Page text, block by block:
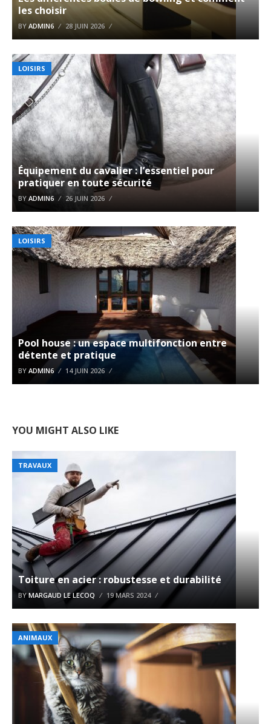
les choisir
BY ADMIN6 28 JUIN 2026
LOISIRS
Équipement du cavalier : l’essentiel pour
pratiquer en toute sécurité
BY ADMIN6 26 JUIN 2026
LOISIRS
Pool house : un espace multifonction entre
détente et pratique
BY ADMIN6 14 JUIN 2026
YOU MIGHT ALSO LIKE
TRAVAUX
Toiture en acier : robustesse et durabilité
BYMARGAUD LE LECOQ 19 MARS 2024
ANIMAUX